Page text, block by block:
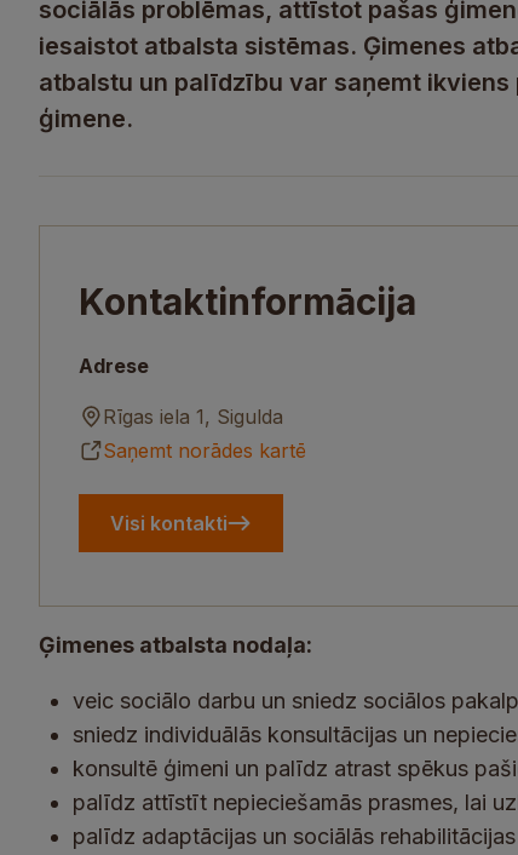
sociālās problēmas, attīstot pašas
iesaistot atbalsta sistēmas. Ģimenes
atbalstu un palīdzību var saņemt
ģimene.
Kontaktinformācija
Adrese
Rīgas iela 1, Sigulda
Saņemt norādes kartē
Visi kontakti
Ģimenes atbalsta nodaļa:
veic sociālo darbu un sniedz sociālos
sniedz individuālās konsultācijas un
konsultē ģimeni un palīdz atrast spēkus
palīdz attīstīt nepieciešamās prasmes, lai
palīdz adaptācijas un sociālās